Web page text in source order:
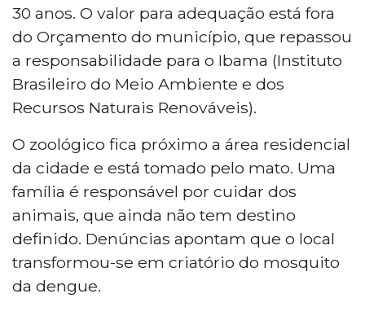
30 anos. O valor para adequação está fora
do Orçamento do município, que repassou
a responsabilidade para o Ibama (Instituto
Brasileiro do Meio Ambiente e dos
Recursos Naturais Renováveis).
O zoológico fica próximo a área residencial
da cidade e está tomado pelo mato. Uma
família é responsável por cuidar dos
animais, que ainda não tem destino
definido. Denúncias apontam que o local
transformou-se em criatório do mosquito
da dengue.